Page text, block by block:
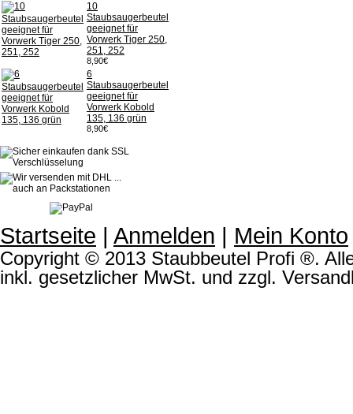
10
Staubsaugerbeutel
geeignet für
Vorwerk Tiger 250,
251, 252
8,90€
6
Staubsaugerbeutel
geeignet für
Vorwerk Kobold
135, 136 grün
8,90€
Startseite | Anmelden | Mein Konto
Copyright © 2013 Staubbeutel Profi ®.
inkl. gesetzlicher MwSt. und zzgl.